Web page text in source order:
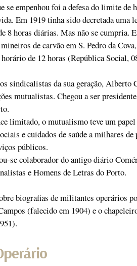
se empenhou foi a defesa do limite
Em 1919 tinha sido decretada uma
8 horas diárias. Mas não se cumpria.
de carvão em S. Pedro da
de 12 horas (República Social,
sindicalistas da sua geração, Alberto
mutualistas. Chegou a ser
limitado, o mutualismo teve um
e cuidados de saúde a milhares de
públicos.
se colaborador do antigo diário
e Homens de Letras do Porto.
biografias de militantes operários
(falecido em 1904) e o